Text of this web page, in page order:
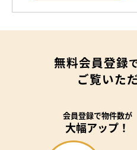
無料会員登録
ご覧いた
会員登録で物件数が
大幅アップ！